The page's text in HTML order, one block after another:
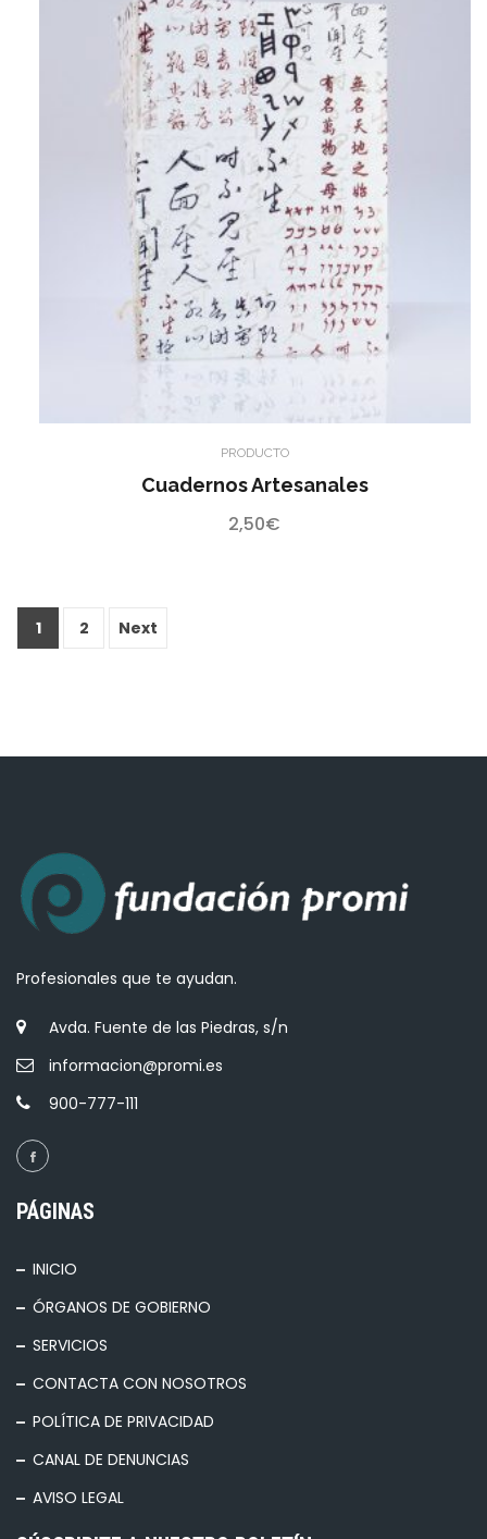
PRODUCTO
Cuadernos Artesanales
2,50€
1 2 Next
Profesionales que te ayudan.
Avda. Fuente de las Piedras, s/n
informacion@promi.es
900-777-111
PÁGINAS
INICIO
ÓRGANOS DE GOBIERNO
SERVICIOS
CONTACTA CON NOSOTROS
POLÍTICA DE PRIVACIDAD
CANAL DE DENUNCIAS
AVISO LEGAL